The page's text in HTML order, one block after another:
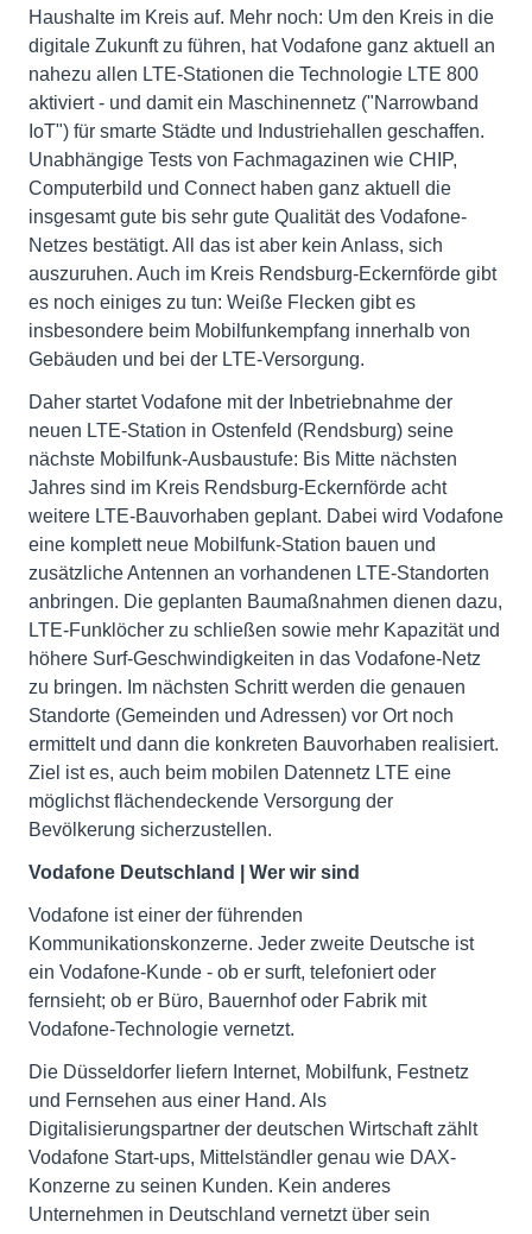
Haushalte im Kreis auf. Mehr noch: Um den Kreis in die
digitale Zukunft zu führen, hat Vodafone ganz aktuell an
nahezu allen LTE-Stationen die Technologie LTE 800
aktiviert - und damit ein Maschinennetz ("Narrowband
IoT") für smarte Städte und Industriehallen geschaffen.
Unabhängige Tests von Fachmagazinen wie CHIP,
Computerbild und Connect haben ganz aktuell die
insgesamt gute bis sehr gute Qualität des Vodafone-
Netzes bestätigt. All das ist aber kein Anlass, sich
auszuruhen. Auch im Kreis Rendsburg-Eckernförde gibt
es noch einiges zu tun: Weiße Flecken gibt es
insbesondere beim Mobilfunkempfang innerhalb von
Gebäuden und bei der LTE-Versorgung.
Daher startet Vodafone mit der Inbetriebnahme der
neuen LTE-Station in Ostenfeld (Rendsburg) seine
nächste Mobilfunk-Ausbaustufe: Bis Mitte nächsten
Jahres sind im Kreis Rendsburg-Eckernförde acht
weitere LTE-Bauvorhaben geplant. Dabei wird Vodafone
eine komplett neue Mobilfunk-Station bauen und
zusätzliche Antennen an vorhandenen LTE-Standorten
anbringen. Die geplanten Baumaßnahmen dienen dazu,
LTE-Funklöcher zu schließen sowie mehr Kapazität und
höhere Surf-Geschwindigkeiten in das Vodafone-Netz
zu bringen. Im nächsten Schritt werden die genauen
Standorte (Gemeinden und Adressen) vor Ort noch
ermittelt und dann die konkreten Bauvorhaben realisiert.
Ziel ist es, auch beim mobilen Datennetz LTE eine
möglichst flächendeckende Versorgung der
Bevölkerung sicherzustellen.
Vodafone Deutschland | Wer wir sind
Vodafone ist einer der führenden
Kommunikationskonzerne. Jeder zweite Deutsche ist
ein Vodafone-Kunde - ob er surft, telefoniert oder
fernsieht; ob er Büro, Bauernhof oder Fabrik mit
Vodafone-Technologie vernetzt.
Die Düsseldorfer liefern Internet, Mobilfunk, Festnetz
und Fernsehen aus einer Hand. Als
Digitalisierungspartner der deutschen Wirtschaft zählt
Vodafone Start-ups, Mittelständler genau wie DAX-
Konzerne zu seinen Kunden. Kein anderes
Unternehmen in Deutschland vernetzt über sein